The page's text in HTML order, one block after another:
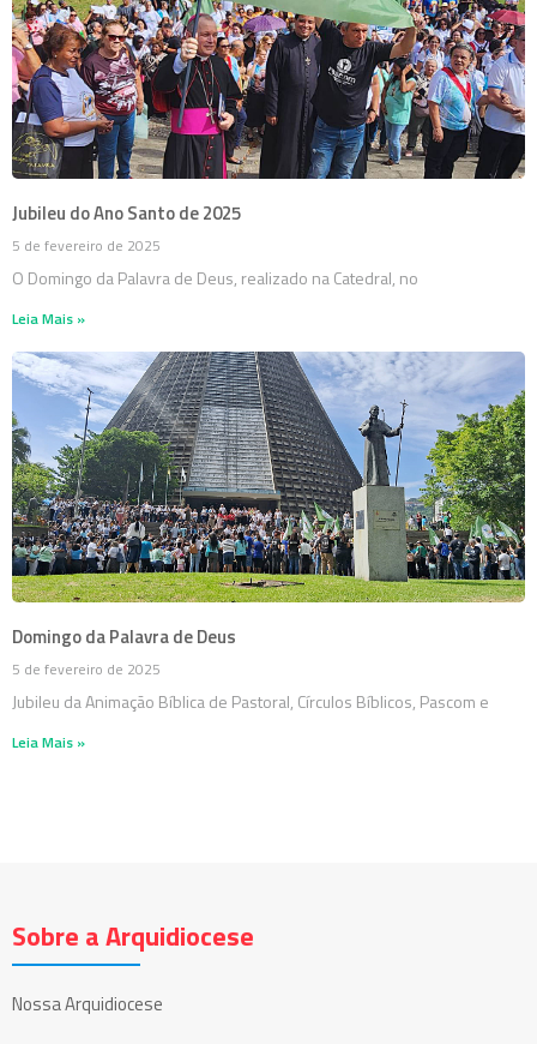
Jubileu do Ano Santo de 2025
5 de fevereiro de 2025
O Domingo da Palavra de Deus, realizado na Catedral, no
Leia Mais »
Domingo da Palavra de Deus
5 de fevereiro de 2025
Jubileu da Animação Bíblica de Pastoral, Círculos Bíblicos, Pascom e
Leia Mais »
Sobre a Arquidiocese
Nossa Arquidiocese